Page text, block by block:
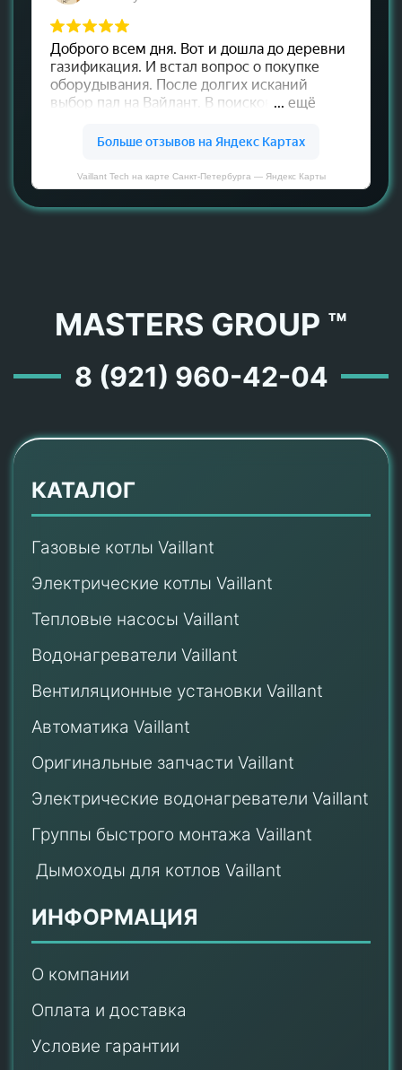
Vaillant Tech на карте Санкт‑Петербурга — Яндекс Карты
MASTERS GROUP ™
8 (921) 960-42-04
КАТАЛОГ
Газовые котлы Vaillant
Электрические котлы Vaillant
Тепловые насосы Vaillant
Водонагреватели Vaillant
Вентиляционные установки Vaillant
Автоматика Vaillant
Оригинальные запчасти Vaillant
Электрические водонагреватели Vaillant
Группы быстрого монтажа Vaillant
Дымоходы для котлов Vaillant
ИНФОРМАЦИЯ
О компании
Оплата и доставка
Условие гарантии